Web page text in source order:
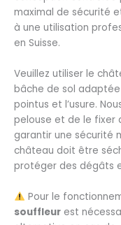
maximal de sécurité
à une utilisation
en Suisse.
Veuillez utiliser le
bâche de sol
pointus et l’usure.
pelouse et de le fixer
garantir une sécurité
château doit être
protéger des dégâts
Pour le
souffleur est